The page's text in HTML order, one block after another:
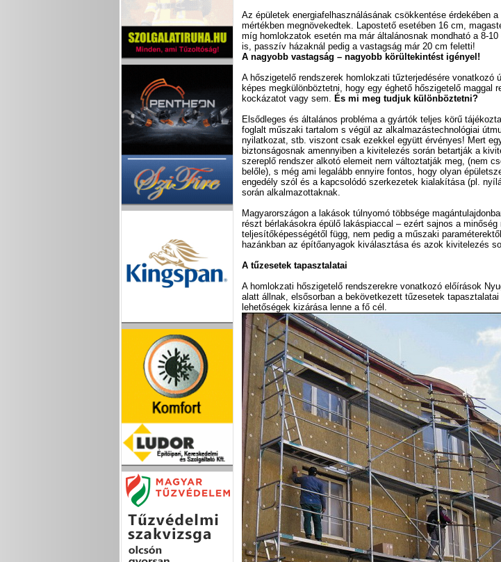
Az épületek energiafelhasználásának csökkentése érdekében
mértékben megnövekedtek. Lapostető esetében 16 cm,
míg homlokzatok esetén ma már általánosnak mondható a 8-
is, passzív házaknál pedig a vastagság már 20 cm feletti!
A nagyobb vastagság – nagyobb körültekintést igényel!
A hőszigetelő rendszerek homlokzati tűzterjedésére vonatkozó
képes megkülönböztetni, hogy egy éghető hőszigetelő maggal
kockázatot vagy sem.
És mi meg tudjuk különböztetni?
Elsődleges és általános probléma a gyártók teljes körű
foglalt műszaki tartalom s végül az alkalmazástechnológiai
nyilatkozat, stb. viszont csak ezekkel együtt érvényes! Mert
biztonságosnak amennyiben a kivitelezés során betartják a
szereplő rendszer alkotó elemeit nem változtatják meg, (nem
belőle), s még ami legalább ennyire fontos, hogy olyan
engedély szól és a kapcsolódó szerkezetek kialakítása (pl.
során alkalmazottaknak.
Magyarországon a lakások túlnyomó többsége
részt bérlakásokra épülő lakáspiaccal – ezért sajnos a
teljesítőképességétől függ, nem pedig a műszaki
hazánkban az építőanyagok kiválasztása és azok kivitelezés
A tűzesetek tapasztalatai
A homlokzati hőszigetelő rendszerekre vonatkozó előírások
alatt állnak, elsősorban a bekövetkezett tűzesetek
lehetőségek kizárása lenne a fő cél.